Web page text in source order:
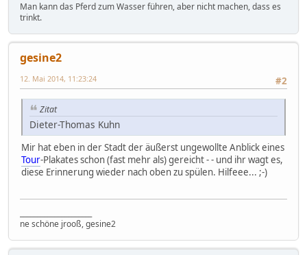
Man kann das Pferd zum Wasser führen, aber nicht machen, dass es
trinkt.
gesine2
#2
12. Mai 2014, 11:23:24
Zitat
Dieter-Thomas Kuhn
Mir hat eben in der Stadt der äußerst ungewollte Anblick eines
Tour-Plakates schon (fast mehr als) gereicht - - und ihr wagt es,
diese Erinnerung wieder nach oben zu spülen. Hilfeee... ;-)
ne schöne jrooß, gesine2